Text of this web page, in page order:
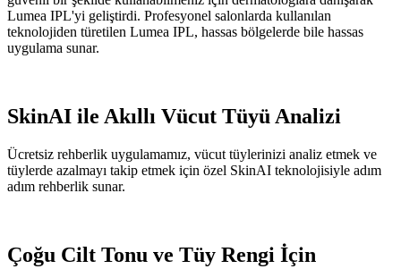
Lumea IPL'yi geliştirdi. Profesyonel salonlarda kullanılan
teknolojiden türetilen Lumea IPL, hassas bölgelerde bile hassas
uygulama sunar.
SkinAI ile Akıllı Vücut Tüyü Analizi
Ücretsiz rehberlik uygulamamız, vücut tüylerinizi analiz etmek ve
tüylerde azalmayı takip etmek için özel SkinAI teknolojisiyle adım
adım rehberlik sunar.
Çoğu Cilt Tonu ve Tüy Rengi İçin